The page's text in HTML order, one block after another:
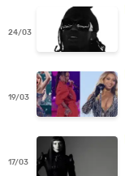
24/03
19/03
17/03